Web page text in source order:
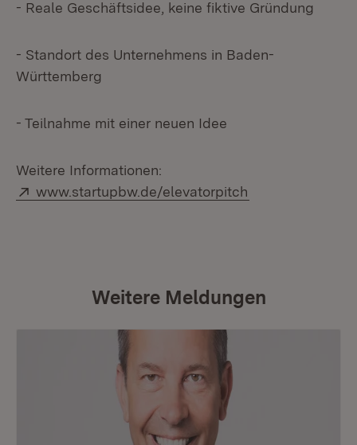
- Reale Geschäftsidee, keine fiktive Gründung
- Standort des Unternehmens in Baden-
Württemberg
- Teilnahme mit einer neuen Idee
Weitere Informationen:
Extern:
www.startupbw.de/elevatorpitch
Weitere Meldungen